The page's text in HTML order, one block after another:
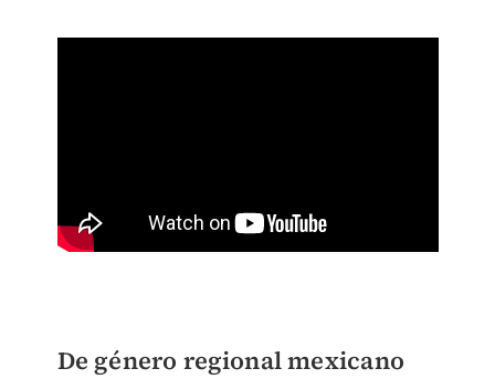
De género regional mexicano